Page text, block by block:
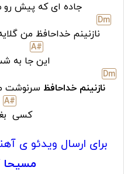
جاده ای که پیش رو
Dm
نازنینم خداحافظ من
این
A#
جا به
Dm
نازنینم خداحافظ سرنوشت
کسی
A#
برای ارسال ویدئو ی
مسیحا